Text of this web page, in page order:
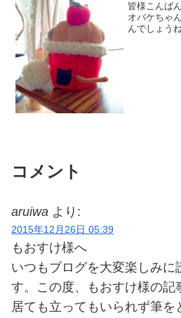
皆様こんば
オバケちゃ
んでしょう
コメント
aruiwa より:
2015年12月26日 05:39
もおすけ様へ
いつもブログを大変楽しみに
す。この度、もおすけ様の記
居ても立ってもいられず筆を